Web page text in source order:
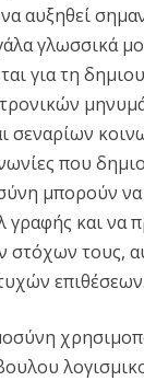
αυξηθεί
γλωσσικά
για τη
σεναρίων
που
μπορούν
γραφής και να
στόχων τους,
επιθέσεων.